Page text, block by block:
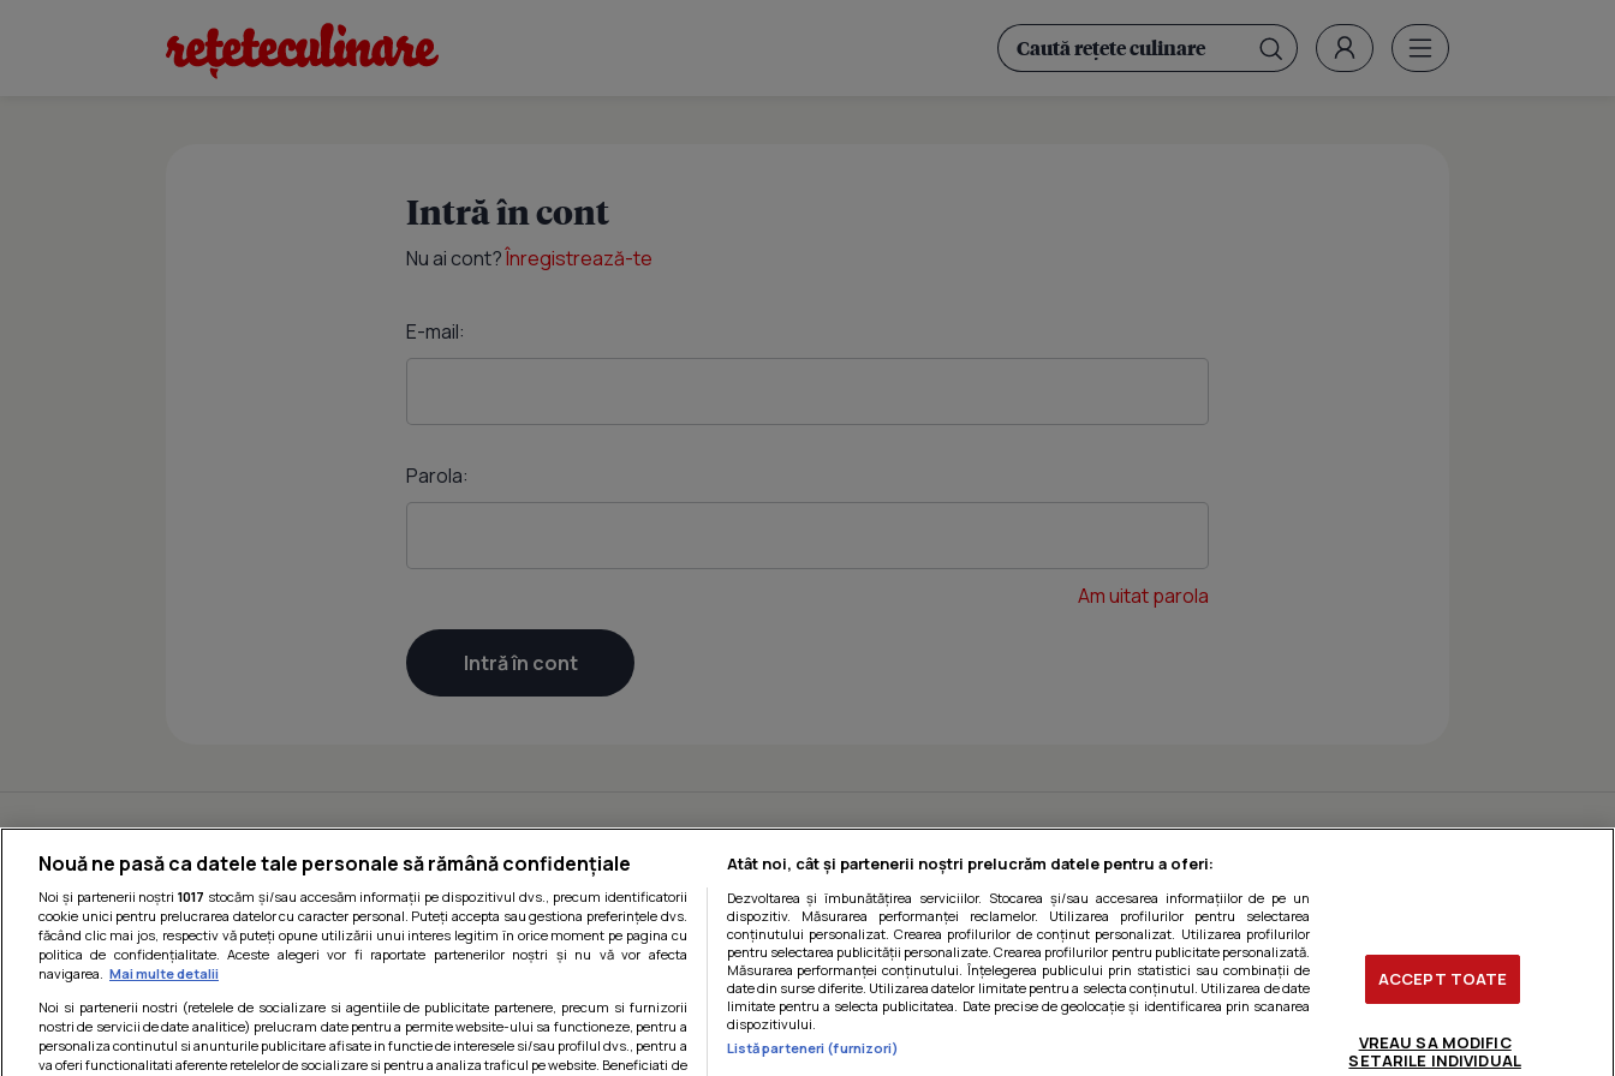
Intră în cont
Nu ai cont?Înregistrează-te
E-mail:
Parola:
Am uitat parola
Nouă ne pasă ca datele tale personale să rămână confidențiale
Noi și partenerii noștri1017 stocăm și/sau accesăm informații pe dispozitivul dvs., precum identificatorii
cookie unici pentru prelucrarea datelor cu caracter personal. Puteți accepta sau gestiona preferințele dvs.
făcând clic mai jos, respectiv vă puteți opune utilizării unui interes legitim în orice moment pe pagina cu
politica de confidențialitate. Aceste alegeri vor fi raportate partenerilor noștri și nu vă vor afecta
navigarea. Mai multe detalii
Noi si partenerii nostri (retelele de socializare si agentiile de publicitate partenere, precum si furnizorii
nostri de servicii de date analitice) prelucram date pentru a permite website-ului sa functioneze, pentru a
personaliza continutul si anunturile publicitare afisate in functie de interesele si/sau profilul dvs., pentru a
va oferi functionalitati aferente retelelor de socializare si pentru a analiza traficul pe website. Beneficiati de
Atât noi, cât și partenerii noștri prelucrăm datele pentru a oferi:
Dezvoltarea și îmbunătățirea serviciilor. Stocarea și/sau accesarea informațiilor de pe un
dispozitiv. Măsurarea performanței reclamelor. Utilizarea profilurilor pentru selectarea
conținutului personalizat. Crearea profilurilor de conținut personalizat. Utilizarea profilurilor
pentru selectarea publicității personalizate. Crearea profilurilor pentru publicitate personalizată.
Măsurarea performanței conținutului. Înțelegerea publicului prin statistici sau combinații de
date din surse diferite. Utilizarea datelor limitate pentru a selecta conținutul. Utilizarea de date
limitate pentru a selecta publicitatea. Date precise de geolocație și identificarea prin scanarea
dispozitivului.
Listă parteneri (furnizori)
ACCEPT TOATE
VREAU SA MODIFIC
SETARILE INDIVIDUAL